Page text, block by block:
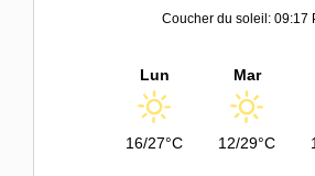
Coucher du soleil: 09:17
Lun
16/27°C
Mar
12/29°C